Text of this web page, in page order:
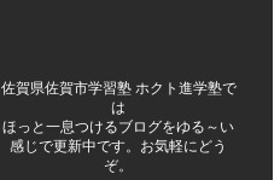
佐賀県佐賀市学習塾 ホクト進学塾で
は
ほっと一息つけるブログをゆる～い
感じで更新中です。お気軽にどう
ぞ。